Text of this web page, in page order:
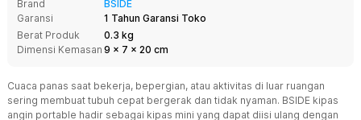
Brand
BSIDE
Garansi
1 Tahun Garansi Toko
Berat Produk
0.3 kg
Dimensi Kemasan 9 x 7 x 20 cm
Cuaca panas saat bekerja, bepergian, atau aktivitas di luar ruangan
sering membuat tubuh cepat bergerak dan tidak nyaman. BSIDE kipas
angin portable hadir sebagai kipas mini yang dapat diisi ulang dengan